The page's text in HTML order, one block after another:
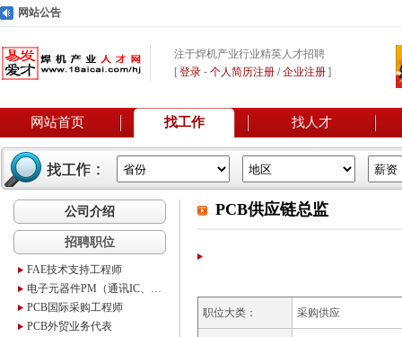
网站公告
注于焊机产业行业精英人才招聘
[登录 - 个人简历注册 /企业注册 ]
网站首页 找工作 找人才
公司介绍
招聘职位
FAE技术支持工程师
电子元器件PM（通讯IC、MUC项目）
PCB国际采购工程师
PCB外贸业务代表
PCB供应链总监
职位大类： 采购供应